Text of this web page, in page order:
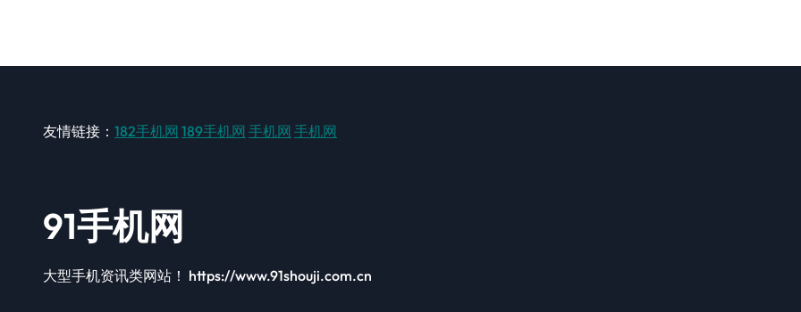
友情链接： 182手机网 189手机网 手机网 手机网
91手机网
大型手机资讯类网站！ https://www.91shouji.com.cn